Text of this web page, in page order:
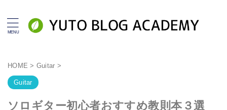
HOME > Guitar >
Guitar
ソロギター初心者おすすめ教則本３選